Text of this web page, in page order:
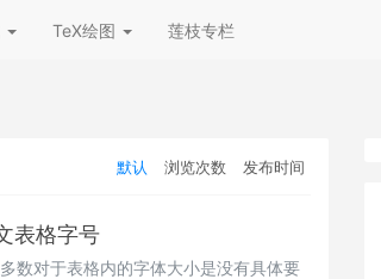
TeX绘图 莲枝专栏
默认 浏览次数 发布时间
表格字号
数对于表格内的字体大小是没有具体要